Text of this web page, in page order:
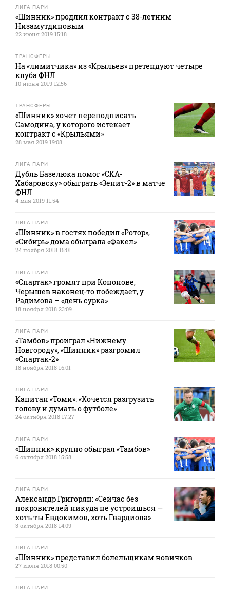
ЛИГА ПАРИ
«Шинник» продлил контракт с 38-летним
Низамутдиновым
22 июня 2019 15:18
ТРАНСФЕРЫ
На «лимитчика» из «Крыльев» претендуют четыре
клуба ФНЛ
10 июня 2019 12:56
ТРАНСФЕРЫ
«Шинник» хочет переподписать
Самодина, у которого истекает
контракт с «Крыльями»
28 мая 2019 19:08
ЛИГА ПАРИ
Дубль Базелюка помог «СКА-
Хабаровску» обыграть «Зенит-2» в матче
ФНЛ
4 мая 2019 11:54
ЛИГА ПАРИ
«Шинник» в гостях победил «Ротор»,
«Сибирь» дома обыграла «Факел»
24 ноября 2018 15:01
ЛИГА ПАРИ
«Спартак» громят при Кононове,
Черышев наконец-то побеждает, у
Радимова – «день сурка»
18 ноября 2018 23:09
ЛИГА ПАРИ
«Тамбов» проиграл «Нижнему
Новгороду», «Шинник» разгромил
«Спартак-2»
18 ноября 2018 16:01
ЛИГА ПАРИ
Капитан «Томи»: «Хочется разгрузить
голову и думать о футболе»
24 октября 2018 17:27
ЛИГА ПАРИ
«Шинник» крупно обыграл «Тамбов»
6 октября 2018 15:58
ЛИГА ПАРИ
Александр Григорян: «Сейчас без
покровителей никуда не устроишься —
хоть ты Евдокимов, хоть Гвардиола»
3 октября 2018 14:09
ЛИГА ПАРИ
«Шинник» представил болельщикам новичков
27 июля 2018 00:50
ЛИГА ПАРИ